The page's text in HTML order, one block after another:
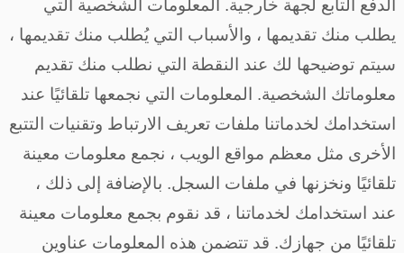
الدفع التابع لجهة خارجية. المعلومات الشخصية التي
يطلب منك تقديمها ، والأسباب التي يُطلب منك تقديمها ،
سيتم توضيحها لك عند النقطة التي نطلب منك تقديم
معلوماتك الشخصية. المعلومات التي نجمعها تلقائيًا عند
استخدامك لخدماتنا ملفات تعريف الارتباط وتقنيات التتبع
الأخرى مثل معظم مواقع الويب ، نجمع معلومات معينة
تلقائيًا ونخزنها في ملفات السجل. بالإضافة إلى ذلك ،
عند استخدامك لخدماتنا ، قد نقوم بجمع معلومات معينة
تلقائيًا من جهازك. قد تتضمن هذه المعلومات عناوين